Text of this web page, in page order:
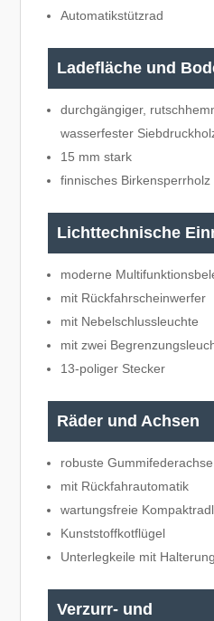
Automatikstützrad
Ladefläche und
durchgängiger,
wasserfester
15 mm stark
finnisches Birkensperrholz
Lichttechnische
moderne
mit Rückfahrscheinwerfer
mit Nebelschlussleuchte
mit zwei
13-poliger Stecker
Räder und Achsen
robuste Gummifederachse
mit Rückfahrautomatik
wartungsfreie
Kunststoffkotflügel
Unterlegkeile mit Halterung
Verzurr- und